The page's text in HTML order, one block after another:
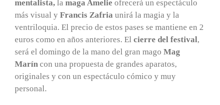
mentalista, la maga Amelie ofrecerá un espectáculo
más visual y Francis Zafria unirá la magia y la
ventriloquia. El precio de estos pases se mantiene en 2
euros como en años anteriores. El cierre del festival,
será el domingo de la mano del gran mago Mag
Marín con una propuesta de grandes aparatos,
originales y con un espectáculo cómico y muy
personal.